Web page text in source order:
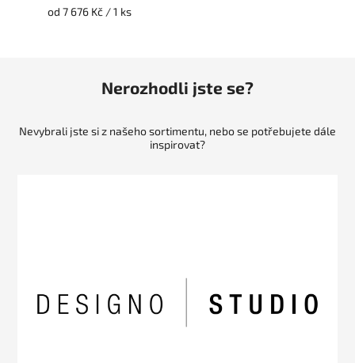
od 7 676 Kč / 1 ks
Nerozhodli jste se?
Nevybrali jste si z našeho sortimentu, nebo se potřebujete dále
inspirovat?